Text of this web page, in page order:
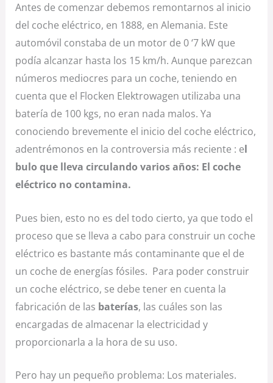
Antes de comenzar debemos remontarnos al inicio
del coche eléctrico, en 1888, en Alemania. Este
automóvil constaba de un motor de 0 ‘7 kW que
podía alcanzar hasta los 15 km/h. Aunque parezcan
números mediocres para un coche, teniendo en
cuenta que el Flocken Elektrowagen utilizaba una
batería de 100 kgs, no eran nada malos. Ya
conociendo brevemente el inicio del coche eléctrico,
adentrémonos en la controversia más reciente : el
bulo que lleva circulando varios años: El coche
eléctrico no contamina.
Pues bien, esto no es del todo cierto, ya que todo el
proceso que se lleva a cabo para construir un coche
eléctrico es bastante más contaminante que el de
un coche de energías fósiles. Para poder construir
un coche eléctrico, se debe tener en cuenta la
fabricación de las baterías, las cuáles son las
encargadas de almacenar la electricidad y
proporcionarla a la hora de su uso.
Pero hay un pequeño problema: Los materiales.